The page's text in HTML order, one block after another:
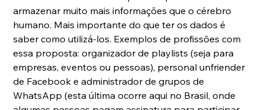
armazenar muito mais informações que o cérebro
humano. Mais importante do que ter os dados é
saber como utilizá-los. Exemplos de profissões com
essa proposta: organizador de playlists (seja para
empresas, eventos ou pessoas), personal unfriender
de Facebook e administrador de grupos de
WhatsApp (esta última ocorre aqui no Brasil, onde